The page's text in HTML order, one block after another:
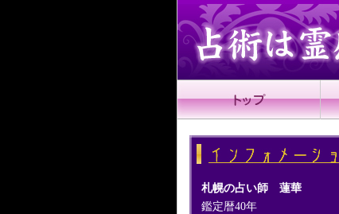
札幌の占い師 蓮華
鑑定暦40年